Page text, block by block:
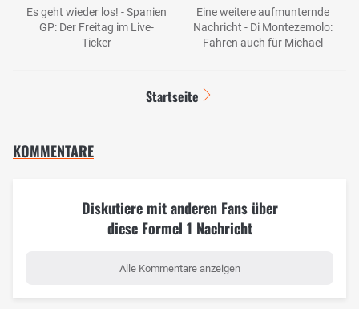
Es geht wieder los! - Spanien
GP: Der Freitag im Live-
Ticker
Eine weitere aufmunternde
Nachricht - Di Montezemolo:
Fahren auch für Michael
Startseite
KOMMENTARE
Diskutiere mit anderen Fans über
diese Formel 1 Nachricht
Alle Kommentare anzeigen